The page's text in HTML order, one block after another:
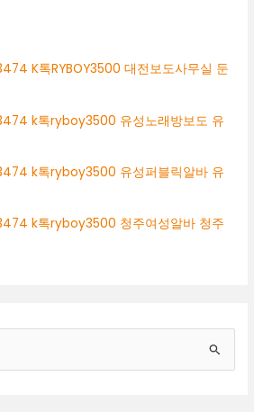
K톡RYBOY3500 대전보도사무실 둔
k톡ryboy3500 유성노래방보도 유
k톡ryboy3500 유성퍼블릭알바 유
k톡ryboy3500 청주여성알바 청주